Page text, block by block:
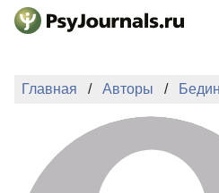
Перейти к основному
ПОДАТЬ
БАЗА
КЛЮЧЕВЫЕ
Главная Авторы